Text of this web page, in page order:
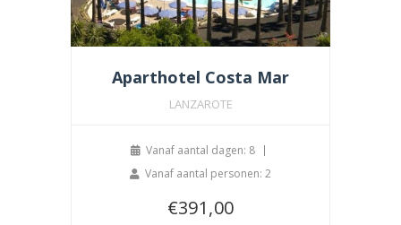
Aparthotel Costa Mar
LANZAROTE
Vanaf aantal dagen: 8
Vanaf aantal personen: 2
€391,00